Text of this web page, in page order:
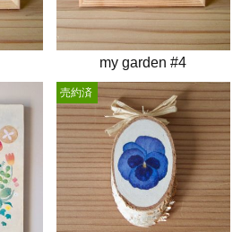
my garden #4
売約済